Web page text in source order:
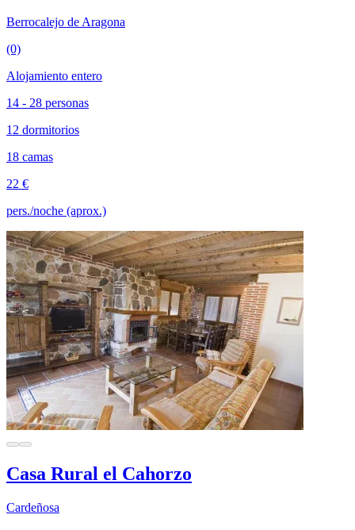
Berrocalejo de Aragona
(0)
Alojamiento entero
14 - 28 personas
12 dormitorios
18 camas
22 €
pers./noche (aprox.)
Casa Rural el Cahorzo
Cardeñosa